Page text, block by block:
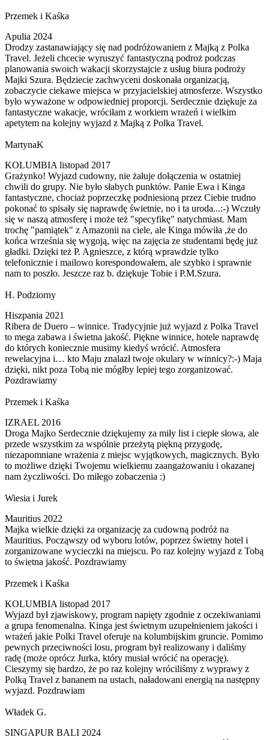
Przemek i Kaśka
Apulia 2024
Drodzy zastanawiający się nad podróżowaniem z Majką z Polka
Travel. Jeżeli chcecie wyruszyć fantastyczną podroż podczas
planowania swoich wakacji skorzystajcie z usług biura podroży
Majki Szura. Będziecie zachwyceni doskonała organizacją,
zobaczycie ciekawe miejsca w przyjacielskiej atmosferze. Wszystko
było wyważone w odpowiedniej proporcji. Serdecznie dziękuje za
fantastyczne wakacje, wróciłam z workiem wrażeń i wielkim
apetytem na kolejny wyjazd z Majką z Polka Travel.
MartynaK
KOLUMBIA listopad 2017
Grażynko! Wyjazd cudowny, nie żałuje dołączenia w ostatniej
chwili do grupy. Nie było słabych punktów. Panie Ewa i Kinga
fantastyczne, chociaż poprzeczkę podniesioną przez Ciebie trudno
pokonać to spisały się naprawdę świetnie, no i ta uroda...:-) Wczuły
się w naszą atmosferę i może też "specyfikę" natychmiast. Mam
trochę "pamiątek" z Amazonii na ciele, ale Kinga mówiła ,że do
końca września się wygoją, więc na zajęcia ze studentami będę już
gładki. Dzięki też P. Agnieszce, z którą wprawdzie tylko
telefonicznie i mailowo korespondowałem, ale szybko i sprawnie
nam to poszło. Jeszcze raz b. dziękuje Tobie i P.M.Szura.
H. Podziorny
Hiszpania 2021
Ribera de Duero – winnice. Tradycyjnie już wyjazd z Polka Travel
to mega zabawa i świetna jakość. Piękne winnice, hotele naprawdę
do których koniecznie musimy kiedyś wrócić. Atmosfera
rewelacyjna i… kto Maju znalazł twoje okulary w winnicy?:-) Maja
dzięki, nikt poza Tobą nie mógłby lepiej tego zorganizować.
Pozdrawiamy
Przemek i Kaśka
IZRAEL 2016
Droga Majko Serdecznie dziękujemy za miły list i ciepłe słowa, ale
przede wszystkim za wspólnie przeżytą piękną przygodę,
niezapomniane wrażenia z miejsc wyjątkowych, magicznych. Było
to możliwe dzięki Twojemu wielkiemu zaangażowaniu i okazanej
nam życzliwości. Do miłego zobaczenia :)
Wiesia i Jurek
Mauritius 2022
Majka wielkie dzięki za organizację za cudowną podróż na
Mauritius. Począwszy od wyboru lotów, poprzez świetny hotel i
zorganizowane wycieczki na miejscu. Po raz kolejny wyjazd z Tobą
to świetna jakość. Pozdrawiamy
Przemek i Kaśka
KOLUMBIA listopad 2017
Wyjazd był zjawiskowy, program napięty zgodnie z oczekiwaniami
a grupa fenomenalna. Kinga jest świetnym uzupełnieniem jakości i
wrażeń jakie Polki Travel oferuje na kolumbijskim gruncie. Pomimo
pewnych przeciwności losu, program był realizowany i daliśmy
radę (może oprócz Jurka, który musiał wrócić na operację).
Cieszymy się bardzo, że po raz kolejny wróciliśmy z wyprawy z
Polką Travel z bananem na ustach, naładowani energią na następny
wyjazd. Pozdrawiam
Władek G.
SINGAPUR BALI 2024